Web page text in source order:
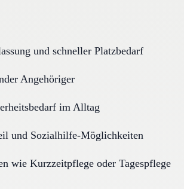
und schneller Platzbedarf
Angehöriger
im Alltag
und Sozialhilfe-Möglichkeiten
wie Kurzzeitpflege oder Tagespflege